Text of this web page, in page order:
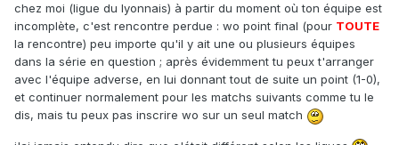
chez moi (ligue du lyonnais) à partir du moment où ton équipe est
incomplète, c'est rencontre perdue : wo point final (pour TOUTE
la rencontre) peu importe qu'il y ait une ou plusieurs équipes
dans la série en question ; après évidemment tu peux t'arranger
avec l'équipe adverse, en lui donnant tout de suite un point (1-0),
et continuer normalement pour les matchs suivants comme tu le
dis, mais tu peux pas inscrire wo sur un seul match